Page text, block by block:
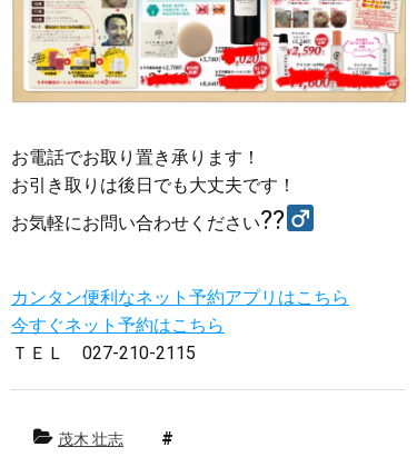
お電話でお取り置き承ります！
お引き取りは後日でも大丈夫です！
お気軽にお問い合わせください??‍
カンタン便利なネット予約アプリはこちら
今すぐネット予約はこちら
ＴＥＬ 027-210-2115
茂木 壮志